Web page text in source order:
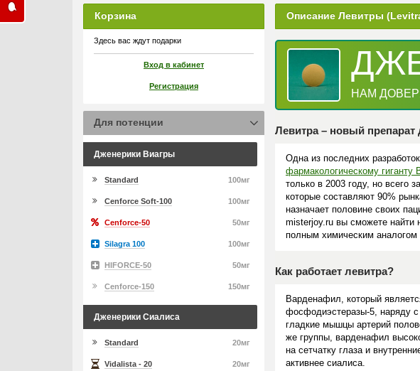
Описание Левитры
НАМ
Левитра – новый
Одна из последних
фармакологическому гиганту
только в 2003 году, но всего
которые составляют 90%
назначает половине своих
misterjoy.ru вы сможете найти
полным химическим аналогом
Как работает левитра?
Варденафил, который
фосфодиэстеразы-5, наряду
гладкие мышцы артерий
же группы, варденафил
на сетчатку глаза и
активнее сиалиса.
Корзина
Здесь вас ждут подарки
Вход в кабинет
Регистрация
Для потенции
Дженерики Виагры
100мг
Standard
100мг
Cenforce Soft-100
50мг
Cenforce-50
100мг
Silagra 100
50мг
HIFORCE-50
150мг
Cenforce-150
Дженерики Сиалиса
20мг
Standard
20мг
Vidalista - 20